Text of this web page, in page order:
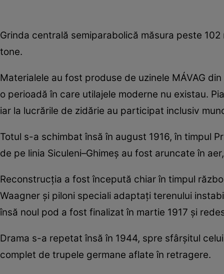
Grinda centrală semiparabolică măsura peste
tone.
Materialele au fost produse de uzinele MÁVAG
o perioadă în care utilajele moderne nu existau.
iar la lucrările de zidărie au participat inclusiv
Totul s-a schimbat însă în august 1916, în timpul
de pe linia Siculeni–Ghimeș au fost aruncate în
Reconstrucția a fost începută chiar în timpul
Waagner și piloni speciali adaptați terenului
însă noul pod a fost finalizat în martie 1917 și
Drama s-a repetat însă în 1944, spre sfârșitul
complet de trupele germane aflate în retragere.